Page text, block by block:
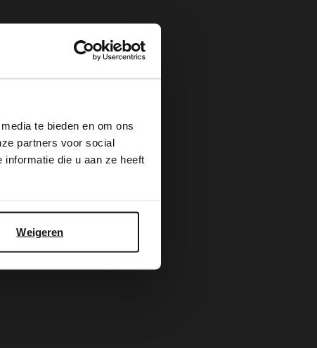
te bieden en om ons
partners voor social
die u aan ze heeft
Weigeren